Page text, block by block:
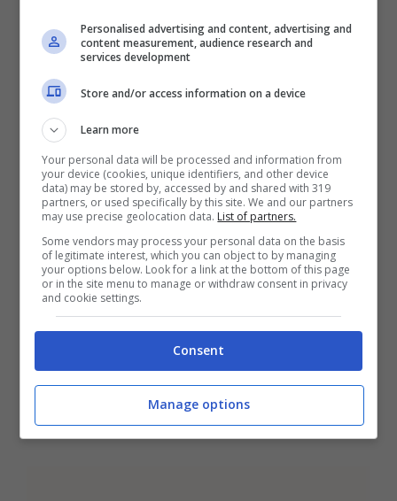
GB per il modello standard, due adesivi per
cruscotto dell’auto e un cavo USB. I prezzi di
vendita:129,99 euro per la MINI F e 169,99
per la MINI F Wi-Fi. La lista dei rivenditori
ufficialiè disponibile sul sito di Nilox.
Personalised advertising and content, advertising and
content measurement, audience research and
services development
Store and/or access information on a device
Learn more
Your personal data will be processed and information from
your device (cookies, unique identifiers, and other device
data) may be stored by, accessed by and shared with 319
partners, or used specifically by this site. We and our partners
may use precise geolocation data. List of partners.
Some vendors may process your personal data on the basis
of legitimate interest, which you can object to by managing
your options below. Look for a link at the bottom of this page
or in the site menu to manage or withdraw consent in privacy
and cookie settings.
Consent
Manage options